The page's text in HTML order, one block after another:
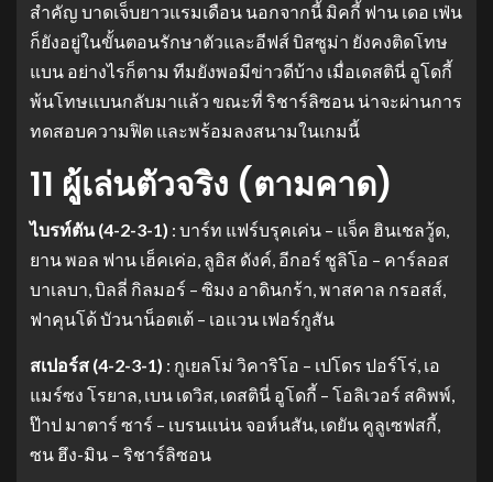
สำคัญ บาดเจ็บยาวแรมเดือน นอกจากนี้ มิคกี้ ฟาน เดอ เฟ่น
ก็ยังอยู่ในขั้นตอนรักษาตัวและอีฟส์ บิสซูม่า ยังคงติดโทษ
แบน อย่างไรก็ตาม ทีมยังพอมีข่าวดีบ้าง เมื่อเดสตินี่ อูโดกี้
พ้นโทษแบนกลับมาแล้ว ขณะที่ ริชาร์ลิซอน น่าจะผ่านการ
ทดสอบความฟิต และพร้อมลงสนามในเกมนี้
11 ผู้เล่นตัวจริง (ตามคาด)
ไบรท์ตัน (4-2-3-1) : บาร์ท แฟร์บรุคเค่น – แจ็ค ฮินเชลวู้ด,
ยาน พอล ฟาน เฮ็คเค่อ, ลูอิส ดังค์, อีกอร์ ชูลิโอ – คาร์ลอส
บาเลบา, บิลลี่ กิลมอร์ – ซิมง อาดินกร้า, พาสคาล กรอสส์,
ฟาคุนโด้ บัวนาน็อตเต้ – เอแวน เฟอร์กูสัน
สเปอร์ส (4-2-3-1) : กูเยลโม่ วิคาริโอ – เปโดร ปอร์โร่, เอ
แมร์ซง โรยาล, เบน เดวิส, เดสตินี่ อูโดกี้ – โอลิเวอร์ สคิพพ์,
ป๊าป มาตาร์ ซาร์ – เบรนแน่น จอห์นสัน, เดยัน คูลูเซฟสกี้,
ซน ฮึง-มิน – ริชาร์ลิซอน